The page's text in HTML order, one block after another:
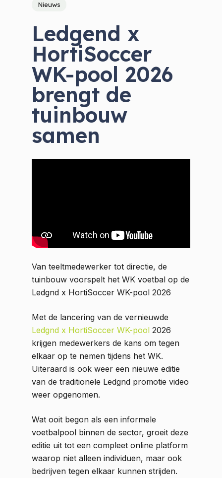
Nieuws
Ledgend x
HortiSoccer
WK-pool 2026
brengt de
tuinbouw
samen
Van teeltmedewerker tot directie, de
tuinbouw voorspelt het WK voetbal op de
Ledgnd x HortiSoccer WK-pool 2026
Met de lancering van de vernieuwde
Ledgnd x HortiSoccer WK-pool 2026
krijgen medewerkers de kans om tegen
elkaar op te nemen tijdens het WK.
Uiteraard is ook weer een nieuwe editie
van de traditionele Ledgnd promotie video
weer opgenomen.
Wat ooit begon als een informele
voetbalpool binnen de sector, groeit deze
editie uit tot een compleet online platform
waarop niet alleen individuen, maar ook
bedrijven tegen elkaar kunnen strijden.